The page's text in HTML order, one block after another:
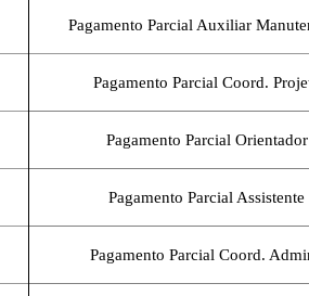
Pagamento Parcial Auxiliar
Pagamento Parcial Coord.
Pagamento Parcial
Pagamento Parcial
Pagamento Parcial Coord.